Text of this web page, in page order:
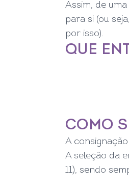
Assim, de
para si (ou
por isso).
QUE
COMO
A
A seleção da
11), sendo